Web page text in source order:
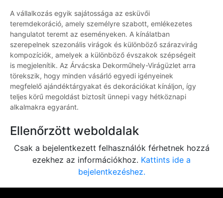
A vállalkozás egyik sajátossága az esküvői
teremdekoráció, amely személyre szabott, emlékezetes
hangulatot teremt az eseményeken. A kínálatban
szerepelnek szezonális virágok és különböző szárazvirág
kompozíciók, amelyek a különböző évszakok szépségeit
is megjelenítik. Az Árvácska Dekorműhely-Virágüzlet arra
törekszik, hogy minden vásárló egyedi igényeinek
megfelelő ajándéktárgyakat és dekorációkat kínáljon, így
teljes körű megoldást biztosít ünnepi vagy hétköznapi
alkalmakra egyaránt.
Ellenőrzött weboldalak
Csak a bejelentkezett felhasználók férhetnek hozzá
ezekhez az információkhoz. Kattints ide a
bejelentkezéshez.